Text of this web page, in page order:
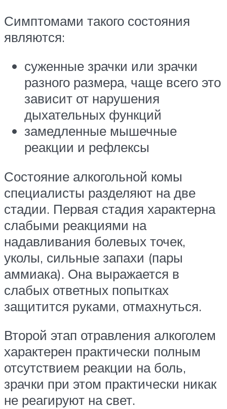
Симптомами такого состояния
являются:
суженные зрачки или зрачки
разного размера, чаще всего это
зависит от нарушения
дыхательных функций
замедленные мышечные
реакции и рефлексы
Состояние алкогольной комы
специалисты разделяют на две
стадии. Первая стадия характерна
слабыми реакциями на
надавливания болевых точек,
уколы, сильные запахи (пары
аммиака). Она выражается в
слабых ответных попытках
защитится руками, отмахнуться.
Второй этап отравления алкоголем
характерен практически полным
отсутствием реакции на боль,
зрачки при этом практически никак
не реагируют на свет.